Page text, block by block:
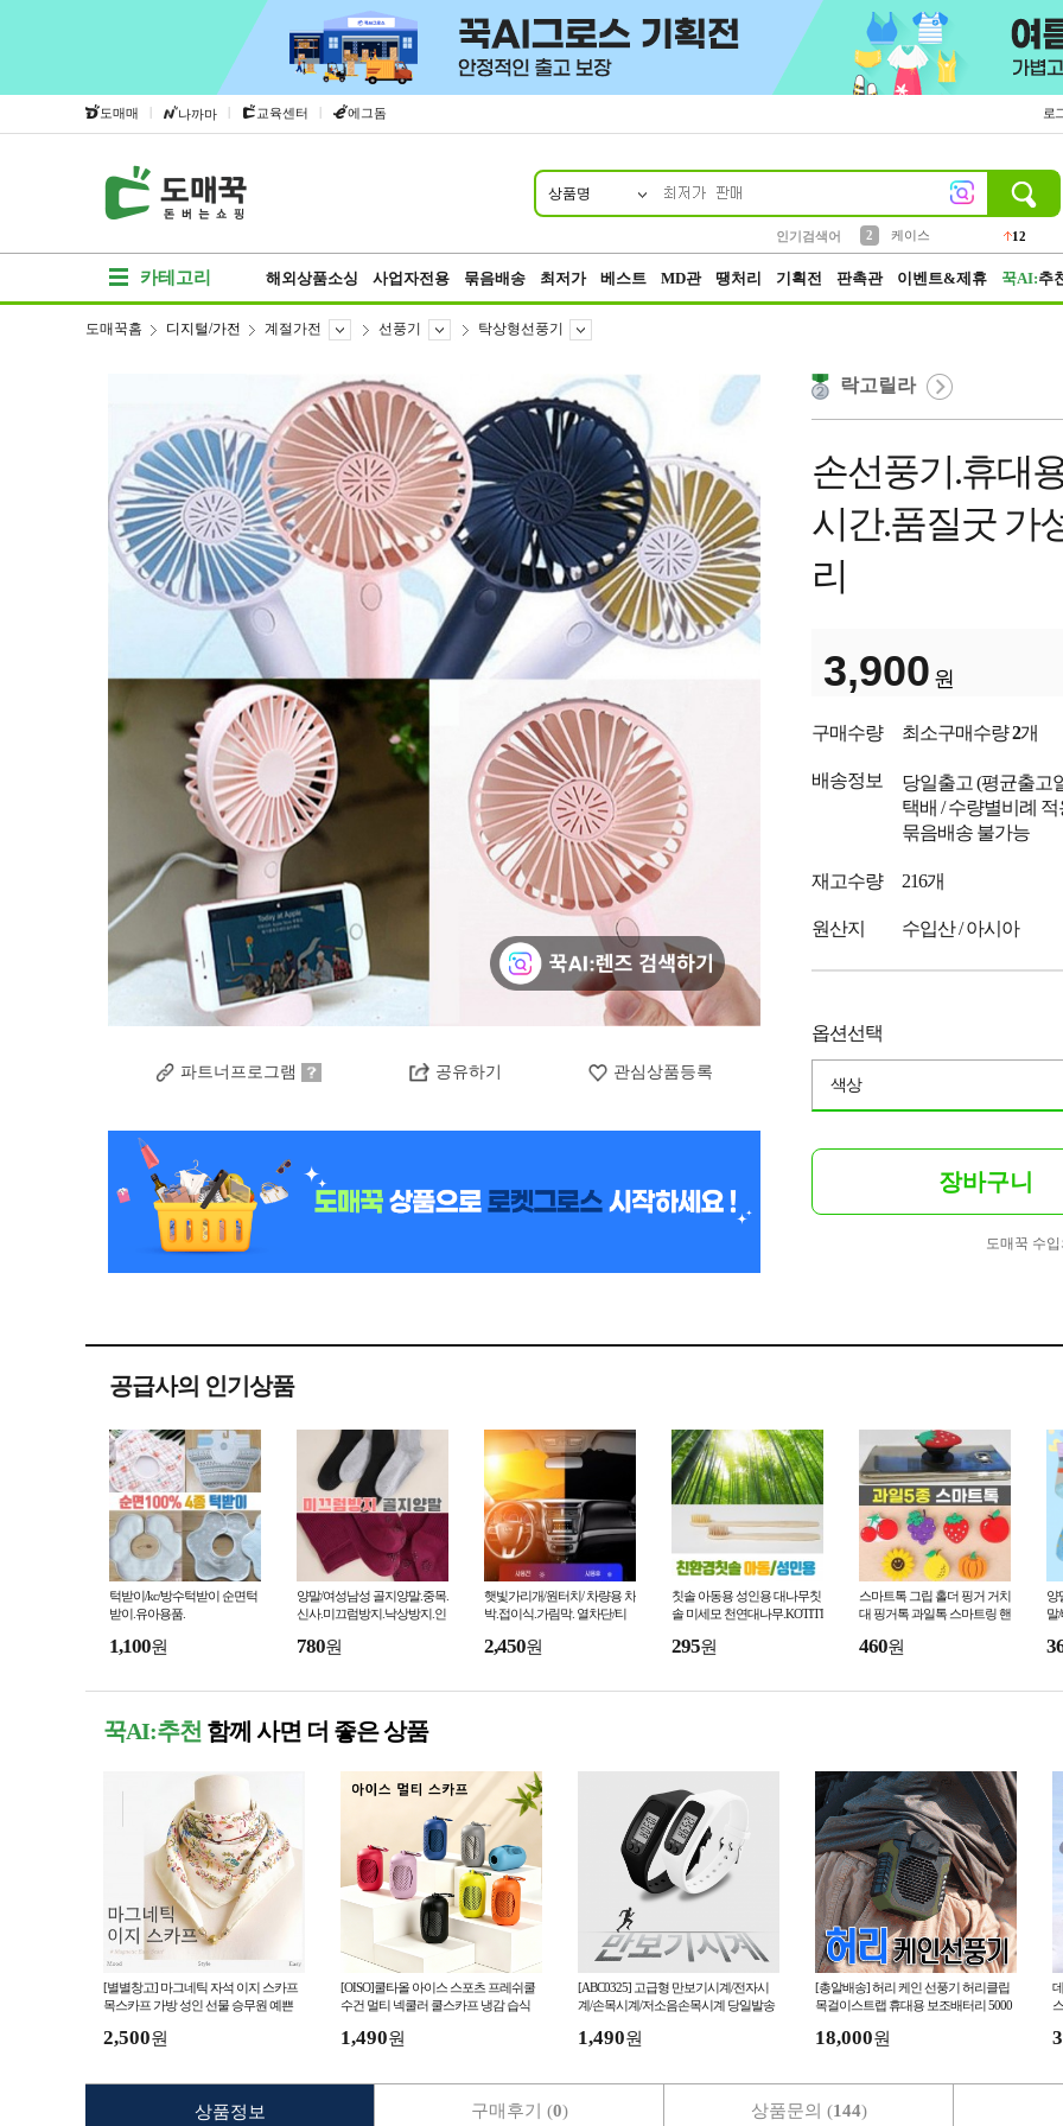
도매매 | 나까마 | 교육센터 | 에그돔 로
상품명
인기검색어
2
케이스
12
카테고리 해외상품소싱 사업자전용 묶음배송 최저가 베스트 MD관 땡처리 기획전 판촉관 이벤트&제휴 꾹AI:추
도매꾹홈 디지털/가전 계절가전 선풍기 탁상형선풍기
파트너프로그램 공유하기 관심상품등록
락고릴라
손선풍기.휴대
시간.품질굿 가
리
3,900 원
구매수량 최소구매수량2개
배송정보 당일출고 (평균출고
택배 / 수량별비례
묶음배송 불가능
재고수량 216개
원산지 수입산 / 아시아
옵션선택
색상
장바구니
도매꾹 수
공급사의 인기상품
턱받이/kc/방수턱받이 순면턱
받이.유아용품.
1,100원
양말/여성남성 골지양말.중목.
신사.미끄럼방지.낙상방지.인
780원
햇빛가리개/원터치/ 차량용 차
박.접이식.가림막. 열차단/티
치
2,450원
칫솔 아동용 성인용 대나무칫
솔 미세모 천연대나무.KOTITI
인증
295원
스마트톡 그립 홀더 핑거 거치
대 핑거톡 과일톡 스마트링 핸
460원
양
말
꾹AI:추천 함께 사면 더 좋은 상품
[별별창고] 마그네틱 자석 이지 스카프
목스카프 가방 성인 선물 승무원 예쁜
2,500원
[OISO]쿨타올 아이스 스포츠 프레쉬쿨
수건 멀티 넥쿨러 쿨스카프 냉감 습식
1,490원
[ABC0325] 고급형 만보기시계/전자시
계/손목시계/저소음손목시계 당일발송
1,490원
[총알배송] 허리 케인 선풍기 허리클립
목걸이스트랩 휴대용 보조배터리 5000
18,000원
상품정보 구매후기 (0) 상품문의 (144)